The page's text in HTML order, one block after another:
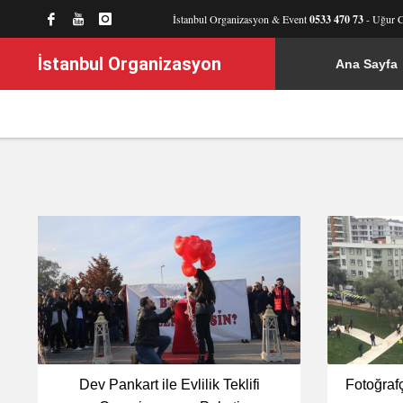
İstanbul Organizasyon & Event0533 470 73- Uğur
İstanbul Organizasyon Ana Sayfa
Dev Pankart ile Evlilik Teklifi